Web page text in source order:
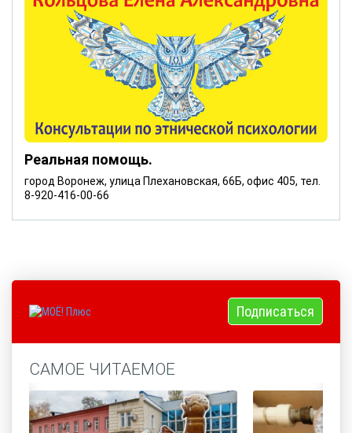
Реальная помощь.
город Воронеж, улица Плехановская, 66Б, офис 405, тел.
8-920-416-00-66
Подписаться
САМОЕ ЧИТАЕМОЕ